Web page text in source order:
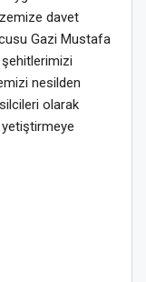
davet
Gazi Mustafa
nesilden
olarak
yetiştirmeye